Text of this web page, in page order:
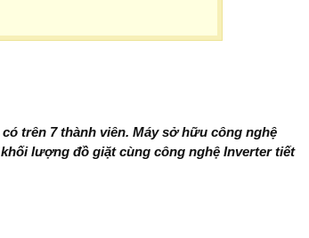
trên 7 thành viên. Máy sở hữu công nghệ
lượng đồ giặt cùng công nghệ Inverter tiết